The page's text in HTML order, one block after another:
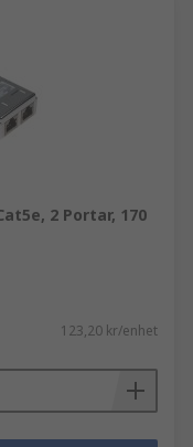
2 Portar, 170
123,20 kr/enhet